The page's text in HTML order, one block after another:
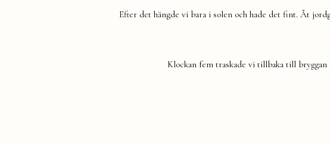
Efter det hängde vi bara i solen och hade det fint. Åt
Klockan fem traskade vi tillbaka till